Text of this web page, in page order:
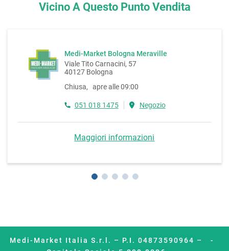
Vicino A Questo Punto Vendita
Medi-Market Bologna Meraville
Viale Tito Carnacini, 57
40127 Bologna
Chiusa, apre alle 09:00
051 018 1475 Negozio
Maggiori informazioni
Medi-Market Italia S.r.l. – P.I. 04873590964 –